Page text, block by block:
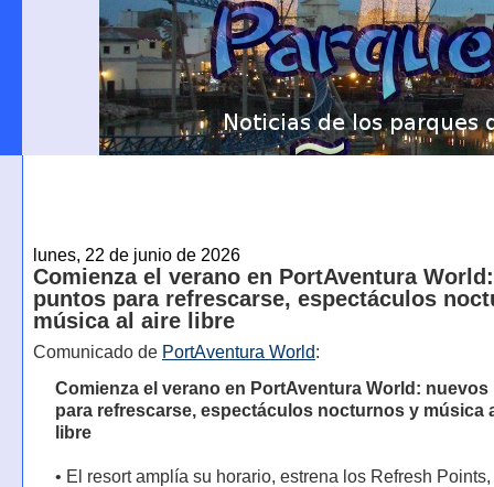
lunes, 22 de junio de 2026
Comienza el verano en PortAventura
puntos para refrescarse, espectáculos
música al aire libre
Comunicado de PortAventura World:
Comienza el verano en PortAventura World:
para refrescarse, espectáculos nocturnos y música
libre
• El resort amplía su horario, estrena los Refresh